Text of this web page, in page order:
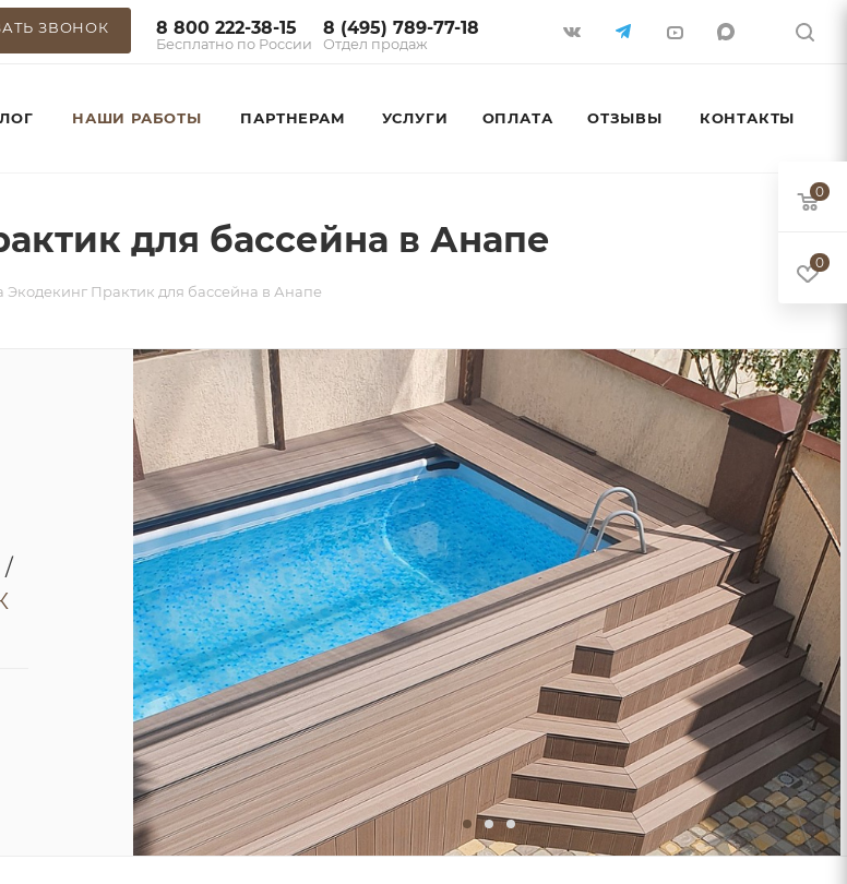
ЗВОНОК 8 800 222-38-15
Бесплатно по России
8 (495) 789-77-18
Отдел продаж
НАШИ РАБОТЫ ПАРТНЕРАМ УСЛУГИ ОПЛАТА ОТЗЫВЫ КОНТАКТЫ
для бассейна в Анапе
Экодекинг Практик для бассейна в Анапе
/
0
0